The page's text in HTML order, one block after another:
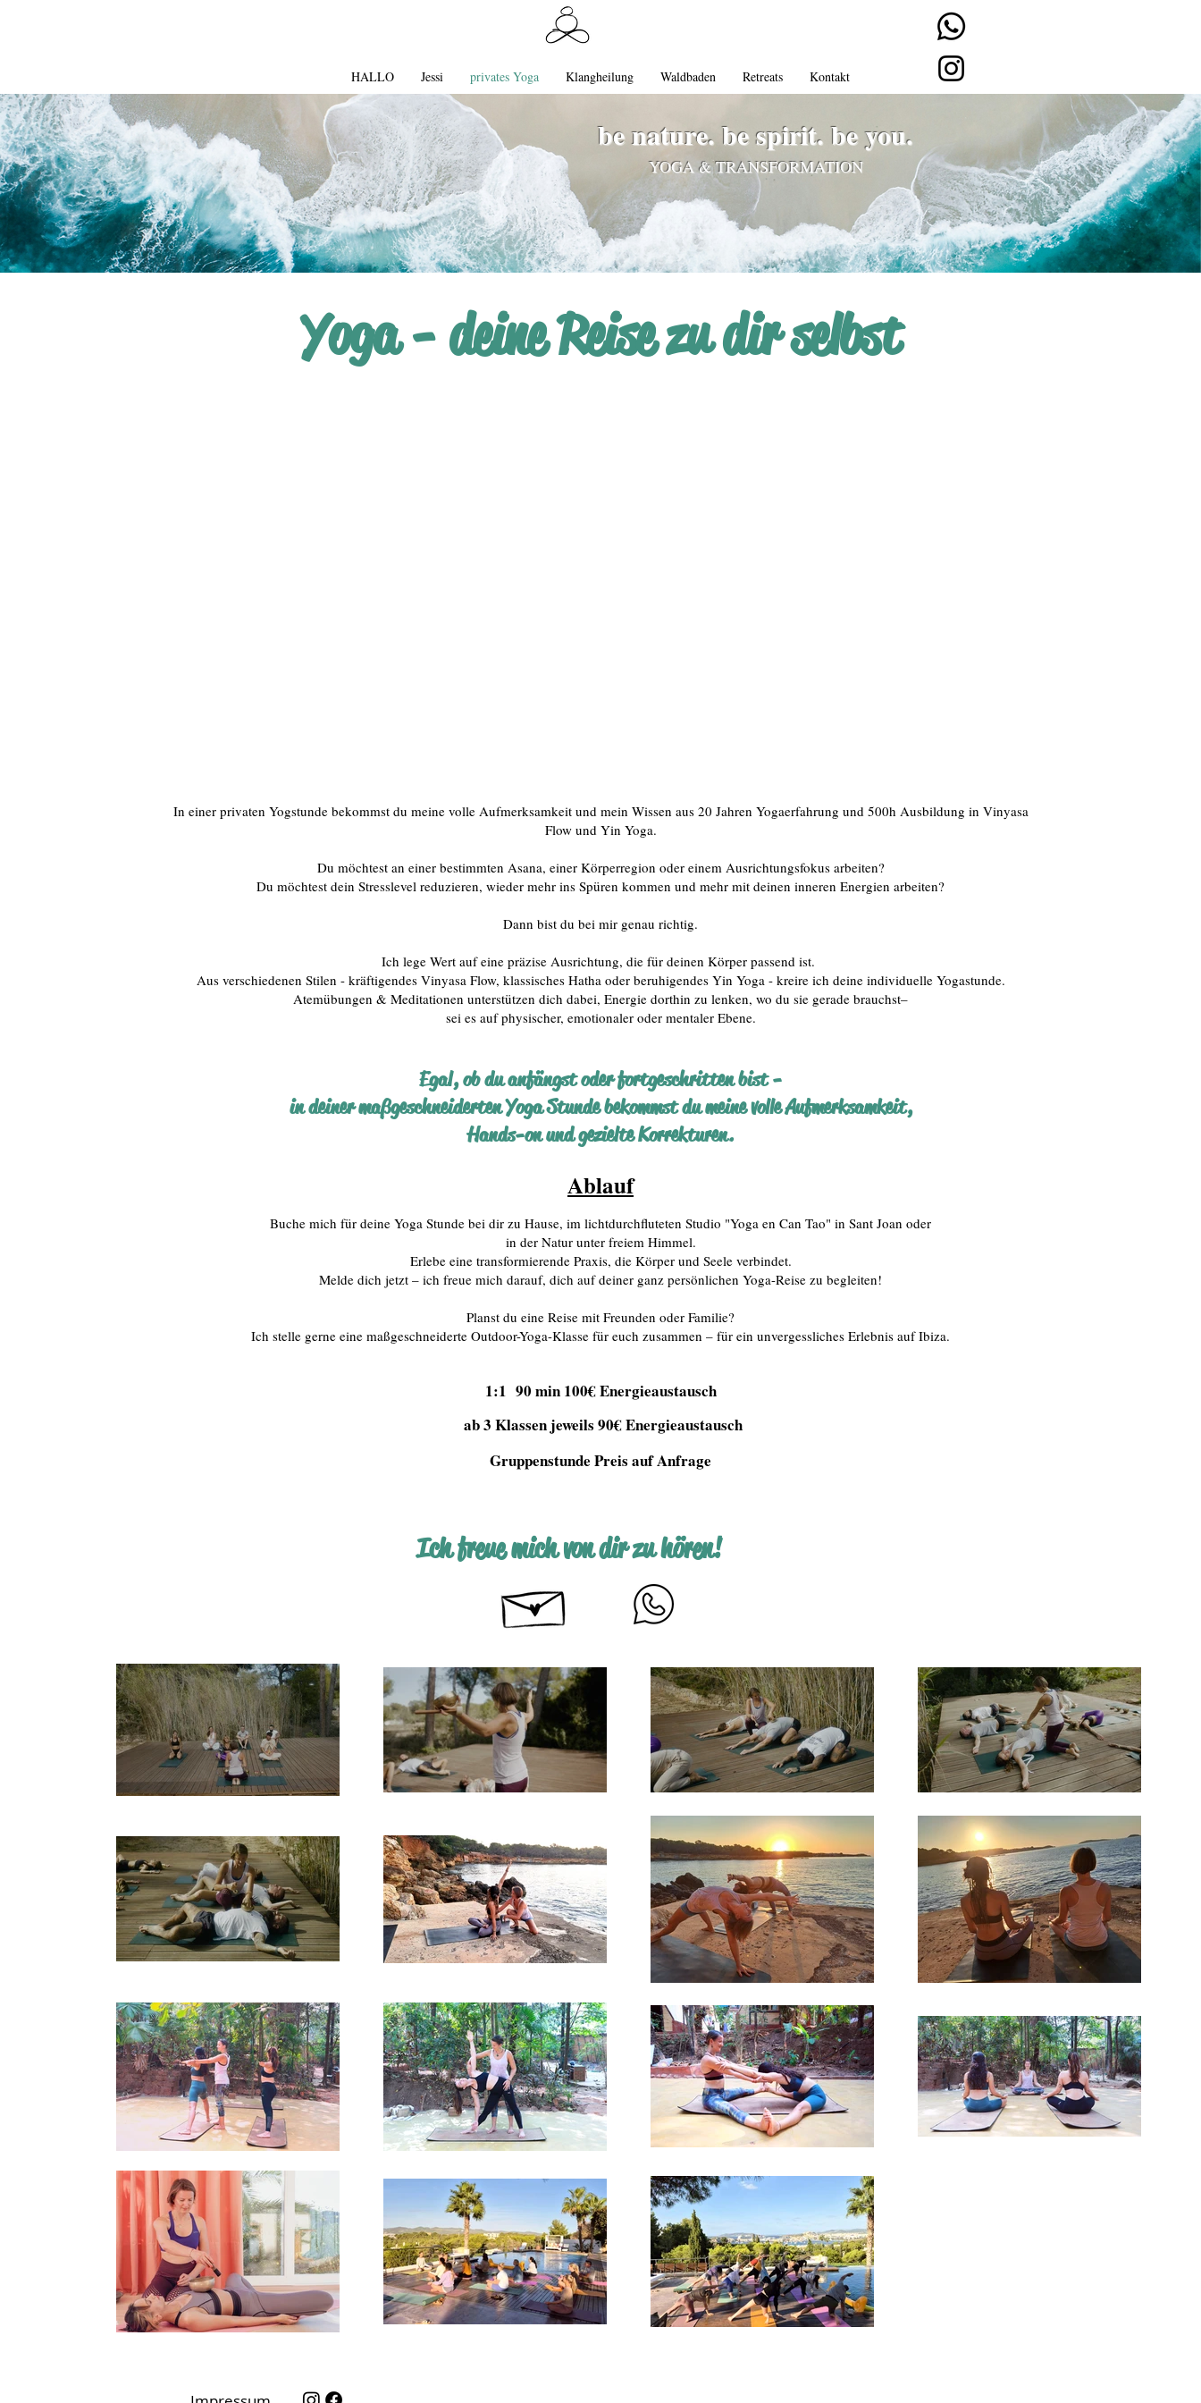
HALLO Jessi privates Yoga Klangheilung Waldbaden Retreats Kontakt
be nature.be spirit. be you.
YOGA & TRANSFORMATION
Yoga - deine Reise zu dir selbst
In einer privaten Yogstunde bekommst du meine volle Aufmerksamkeit und mein Wissen aus 20 Jahren Yogaerfahrung und 500h Ausbildung in Vinyasa
Flow und Yin Yoga.
Du möchtest an einer bestimmten Asana, einer Körperregion oder einem Ausrichtungsfokus arbeiten?
Du möchtest dein Stresslevel reduzieren, wieder mehr ins Spüren kommen und mehr mit deinen inneren Energien arbeiten?
Dann bist du bei mir genau richtig.
Ich lege Wert auf eine präzise Ausrichtung, die für deinen Körper passend ist.
Aus verschiedenen Stilen - kräftigendes Vinyasa Flow, klassisches Hatha oder beruhigendes Yin Yoga - kreire ich deine individuelle Yogastunde.
Atemübungen & Meditationen unterstützen dich dabei, Energie dorthin zu lenken, wo du sie gerade brauchst–
sei es auf physischer, emotionaler oder mentaler Ebene.
Egal, ob du anfängst oder fortgeschritten bist -
in deiner maßgeschneiderten Yoga Stunde bekommst du meine volle Aufmerksamkeit,
Hands-on und gezielte Korrekturen.
Ablauf
Buche mich für deine Yoga Stunde bei dir zu Hause, im lichtdurchfluteten Studio "Yoga en Can Tao" in Sant Joan oder
in der Natur unter freiem Himmel.
Erlebe eine transformierende Praxis, die Körper und Seele verbindet.
Melde dich jetzt – ich freue mich darauf, dich auf deiner ganz persönlichen Yoga-Reise zu begleiten!
Planst du eine Reise mit Freunden oder Familie?
Ich stelle gerne eine maßgeschneiderte Outdoor-Yoga-Klasse für euch zusammen – für ein unvergessliches Erlebnis auf Ibiza.
1:1 90 min 100€ Energieaustausch
ab 3 Klassen jeweils 90€ Energieaustausch
Gruppenstunde Preis auf Anfrage
Ich freue mich von dir zu hören!